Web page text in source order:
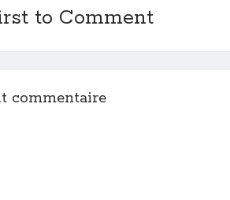
to Comment
commentaire